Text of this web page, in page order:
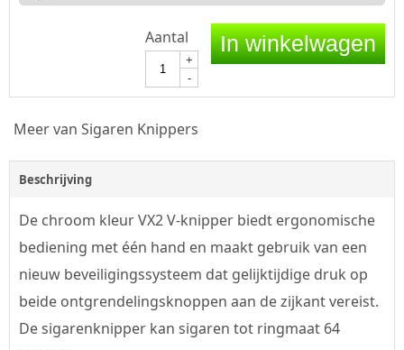
Aantal
+
-
In winkelwagen
Meer van Sigaren Knippers
Beschrijving
De chroom kleur VX2 V-knipper biedt ergonomische
bediening met één hand en maakt gebruik van een
nieuw beveiligingssysteem dat gelijktijdige druk op
beide ontgrendelingsknoppen aan de zijkant vereist.
De sigarenknipper kan sigaren tot ringmaat 64